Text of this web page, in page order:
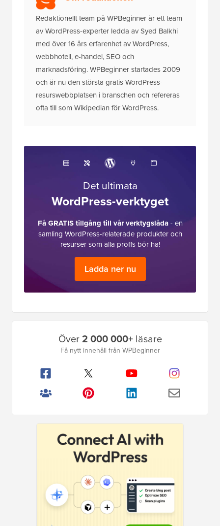
Redaktionellt team på WPBeginner är ett team
av WordPress-experter ledda av Syed Balkhi
med över 16 års erfarenhet av WordPress,
webbhotell, e-handel, SEO och
marknadsföring. WPBeginner startades 2009
och är nu den största gratis WordPress-
resurswebbplatsen i branschen och refereras
ofta till som Wikipedian för WordPress.
Det ultimata
WordPress-verktyget
Få GRATIS tillgång till vår verktygslåda- en
samling WordPress-relaterade produkter och
resurser som alla proffs bör ha!
Ladda ner nu
Över2 000 000+läsare
Få nytt innehåll från WPBeginner